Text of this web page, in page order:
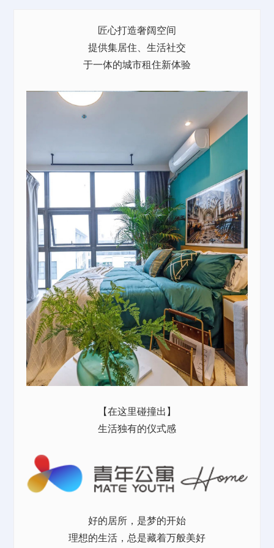
匠心打造奢阔空间
提供集居住、生活社交
于一体的城市租住新体验
【在这里碰撞出】
生活独有的仪式感
好的居所，是梦的开始
理想的生活，总是藏着万般美好